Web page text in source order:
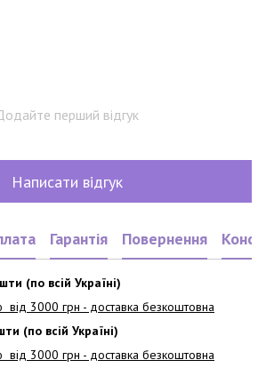
перший відгук
Написати відгук
Гарантія Повернення
(по всій Україні)
від 3000 грн - доставка безкоштовна
(по всій Україні)
3000 грн - доставка безкоштовна